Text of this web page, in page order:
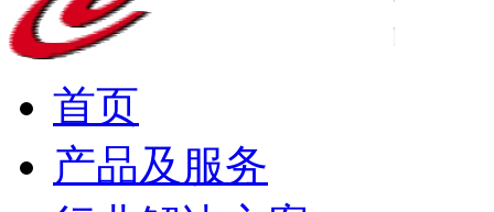
首页
产品及服务